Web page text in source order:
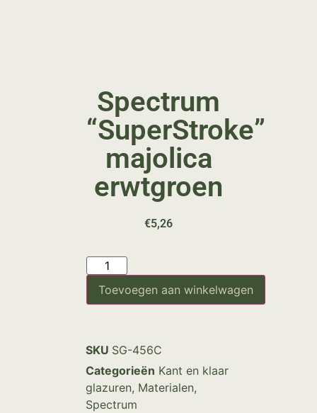
Spectrum
“SuperStroke”
majolica
erwtgroen
€5,26
Toevoegen aan winkelwagen
SKU SG-456C
Categorieën Kant en klaar
glazuren, Materialen,
Spectrum